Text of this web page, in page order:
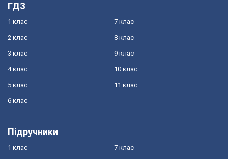
ГДЗ
1 клас
2 клас
3 клас
4 клас
5 клас
6 клас
7 клас
8 клас
9 клас
10 клас
11 клас
Підручники
1 клас 7 клас